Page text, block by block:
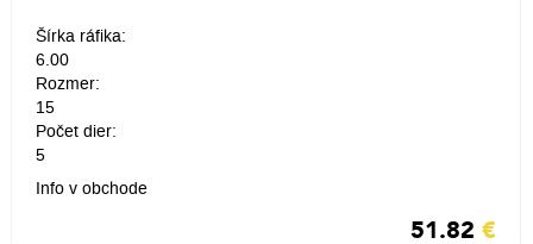
Šírka ráfika:
6.00
Rozmer:
15
Počet dier:
5
Info v obchode
51.82 €